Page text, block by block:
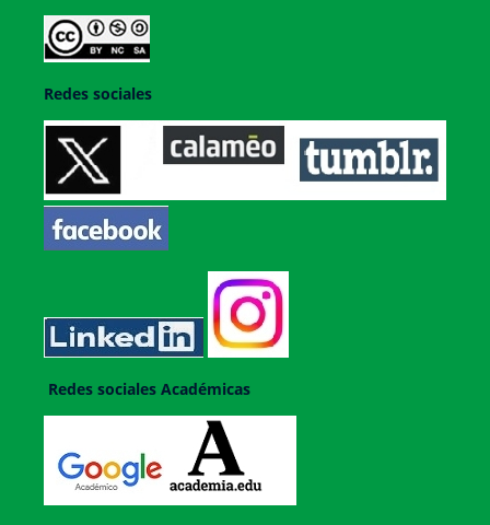
Redes sociales
Redes sociales Académicas